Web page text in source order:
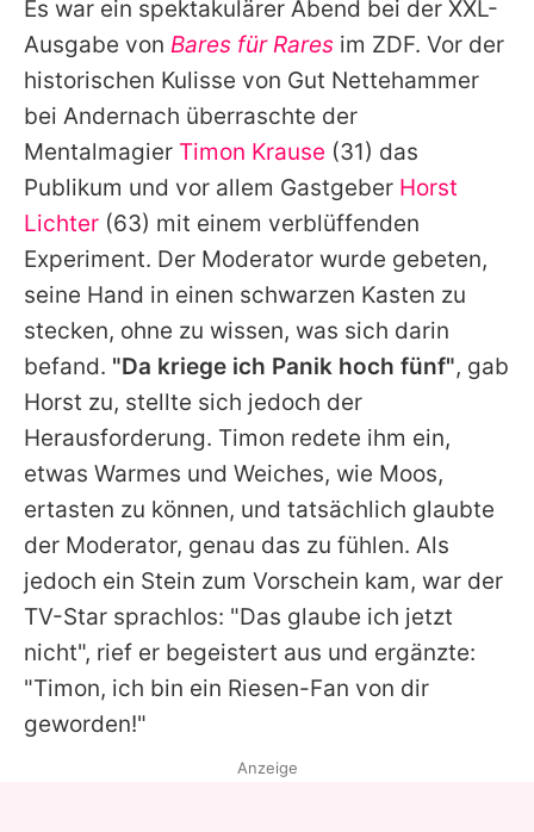
Alle Themen auf Promiflash
Jobs
App runterladen
Team
Redaktionelle Richtlinien
Impressum
Datenschutzerklärung
Nutzungsbedingungen
Utiq verwalten
Es war ein spektakulärer Abend bei der XXL-
Ausgabe von Bares für Rares im ZDF. Vor der
historischen Kulisse von Gut Nettehammer
bei Andernach überraschte der
Mentalmagier Timon Krause (31) das
Publikum und vor allem Gastgeber Horst
Lichter (63) mit einem verblüffenden
Experiment. Der Moderator wurde gebeten,
seine Hand in einen schwarzen Kasten zu
stecken, ohne zu wissen, was sich darin
befand. "Da kriege ich Panik hoch fünf", gab
Horst zu, stellte sich jedoch der
Herausforderung. Timon redete ihm ein,
etwas Warmes und Weiches, wie Moos,
ertasten zu können, und tatsächlich glaubte
der Moderator, genau das zu fühlen. Als
jedoch ein Stein zum Vorschein kam, war der
TV-Star sprachlos: "Das glaube ich jetzt
nicht", rief er begeistert aus und ergänzte:
"Timon, ich bin ein Riesen-Fan von dir
geworden!"
Anzeige